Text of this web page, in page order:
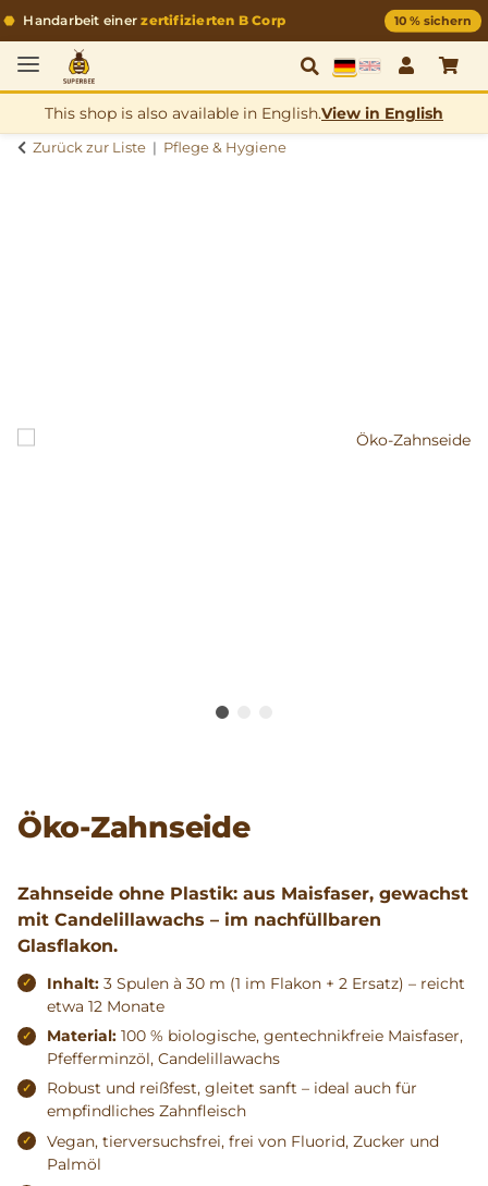
Handarbeit einerzertifizierten B Corp 10 % sichern
Deutsch
Englisch
This shop is also available in English.View in English
Zurück zur Liste
Pflege & Hygiene
Öko-Zahnseide
Zahnseide ohne Plastik: aus Maisfaser, gewachst
mit Candelillawachs – im nachfüllbaren
Glasflakon.
Inhalt: 3 Spulen à 30 m (1 im Flakon + 2 Ersatz) – reicht
etwa 12 Monate
Material: 100 % biologische, gentechnikfreie Maisfaser,
Pfefferminzöl, Candelillawachs
Robust und reißfest, gleitet sanft – ideal auch für
empfindliches Zahnfleisch
Vegan, tierversuchsfrei, frei von Fluorid, Zucker und
Palmöl